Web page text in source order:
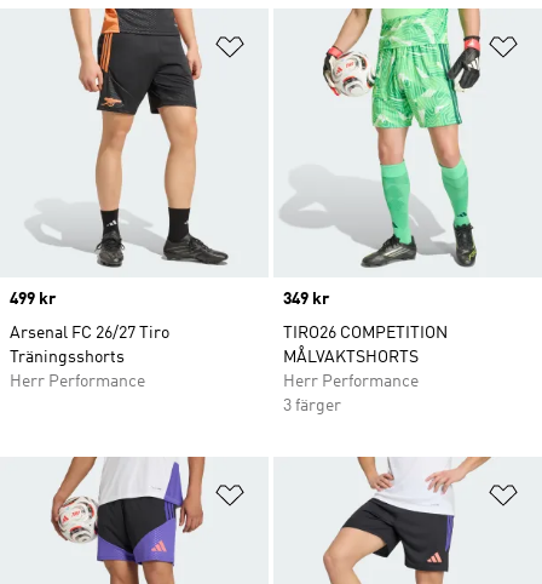
Lägg till på önskelistan
Price
499 kr
Arsenal FC 26/27 Tiro
Träningsshorts
Herr Performance
Price
349 kr
TIRO26 COMPETITION
MÅLVAKTSHORTS
Herr Performance
3 färger
Lägg till på önskelistan